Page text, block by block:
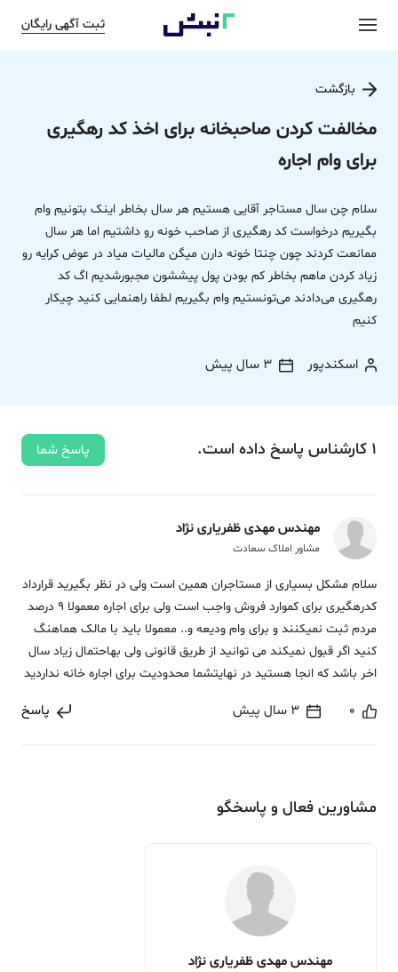
ثبت آگهی رایگان
بازگشت
مخالفت کردن صاحبخانه برای اخذ کد رهگیری
برای وام اجاره
سلام چن سال مستاجر آقایی هستیم هر سال بخاطر اینک بتونیم وام
بگیریم درخواست کد رهگیری از صاحب خونه رو داشتیم اما هر سال
ممانعت کردند چون چنتا خونه دارن میگن مالیات میاد در عوض کرایه رو
زیاد کردن ماهم بخاطر کم بودن پول پیششون مجبورشدیم اگ کد
رهگیری می‌دادند می‌تونستیم وام بگیریم لطفا راهنمایی کنید چیکار
کنیم
اسکندپور 3 سال پیش
1 کارشناس پاسخ داده‌ است. پاسخ شما
مهندس مهدی ظفریاری نژاد
مشاور املاک سعادت
سلام مشکل بسیاری از مستاجران همین است ولی در نظر بگیرید قرارداد
کدرهگیری برای کموارد فروش واجب است ولی برای اجاره معمولا 9 درصد
مردم ثبت نمیکنند و برای وام ودیعه و.. معمولا باید با مالک هماهنگ
کنید اگر قبول نمیکند می توانید از طریق قانونی ولی بهاحتمال زیاد سال
اخر باشد که انجا هستید در نهایتشما محدودیت برای اجاره خانه نداردید
0 3 سال پیش پاسخ
مشاورین فعال و پاسخگو
مهندس مهدی ظفریاری نژاد